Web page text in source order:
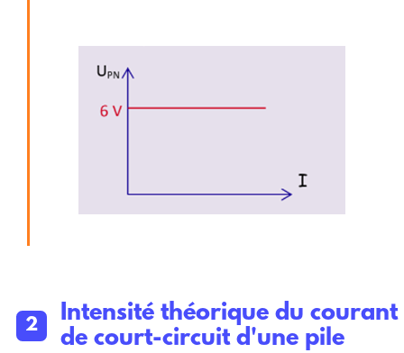
Intensité théorique du courant
de court-circuit d'une pile